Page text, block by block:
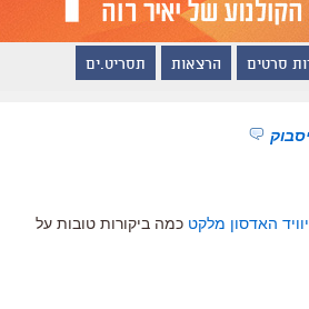
סרטים הרצאות תסריט.ים
האדסון מלקט כמה ביקורות טובות על